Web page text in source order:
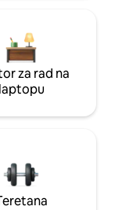
za rad na
laptopu